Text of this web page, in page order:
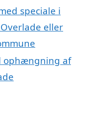
speciale i
eller
ophængning af